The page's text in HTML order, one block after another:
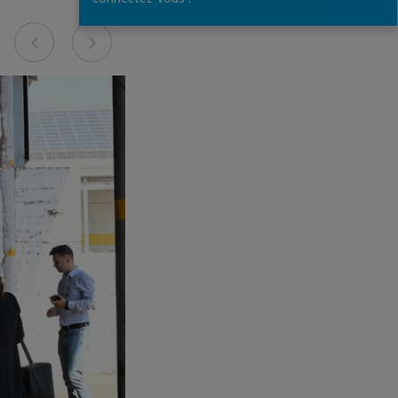
PreviousNext